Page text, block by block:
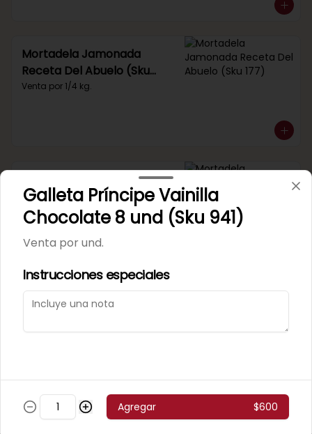
Mortadela Jamonada
Receta Del Abuelo (Sku
177)
Venta por 1/4 kg.
Mortadela Jamonada
Supercerdo (Sku 101)
Venta por 1/4 kg.
Mortadela Jamonada
Galleta Príncipe Vainilla
Chocolate 8 und (Sku 941)
Venta por und.
Instrucciones especiales
Agregar $600